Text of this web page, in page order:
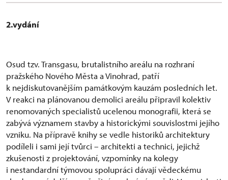
2.vydání
Osud tzv. Transgasu, brutalistního areálu na rozhraní
pražského Nového Města a Vinohrad, patří
k nejdiskutovanějším památkovým kauzám posledních let.
V reakci na plánovanou demolici areálu připravil kolektiv
renomovaných specialistů ucelenou monografii, která se
zabývá významem stavby a historickými souvislostmi jejího
vzniku. Na přípravě knihy se vedle historiků architektury
podíleli i sami její tvůrci – architekti a technici, jejichž
zkušenosti z projektování, vzpomínky na kolegy
i nestandardní týmovou spolupráci dávají vědeckému